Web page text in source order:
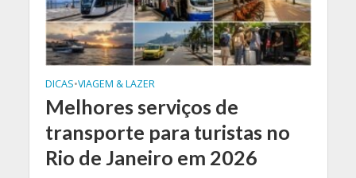
DICAS•VIAGEM & LAZER
Melhores serviços de
transporte para turistas no
Rio de Janeiro em 2026